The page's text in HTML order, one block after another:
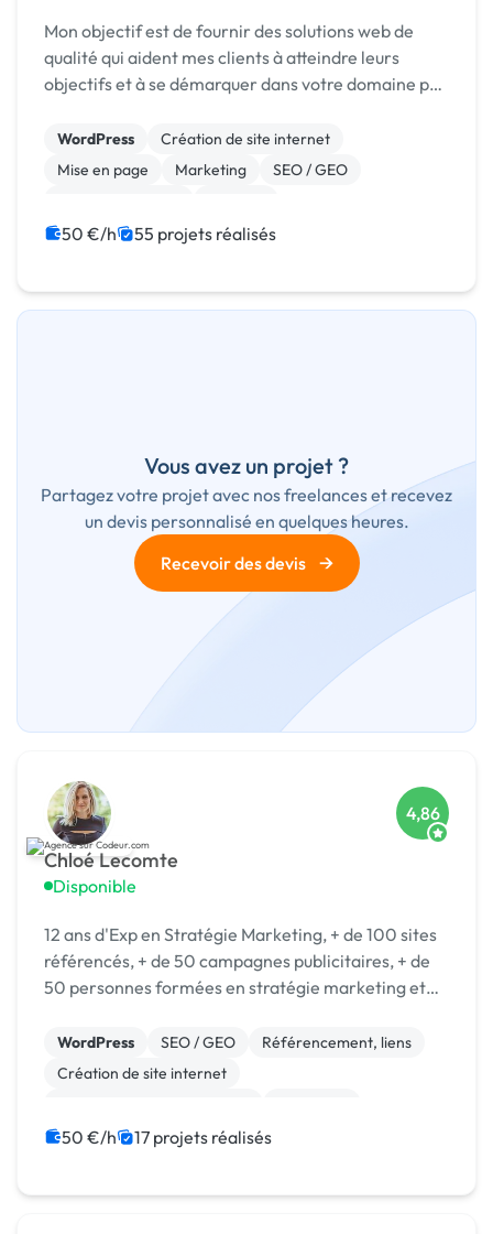
Mon objectif est de fournir des solutions web de
qualité qui aident mes clients à atteindre leurs
objectifs et à se démarquer dans votre domaine par
fonctionnelles qui captivent les utilisateurs. Je
vou...
WordPress
Création de site internet
Mise en page
Marketing
SEO / GEO
Community management
Formation
50 €/h 55 projets réalisés
Vous avez un projet ?
Partagez votre projet avec nos freelances et recevez
un devis personnalisé en quelques heures.
Recevoir des devis
→
Chloé Lecomte
Disponible
4,86
12 ans d'Exp en Stratégie Marketing, + de 100 sites
référencés, + de 50 campagnes publicitaires, + de
50 personnes formées en stratégie marketing et
WordPress SEO / GEO
Référencement, liens
Création de site internet
Site E-commerce
WooCommerce
50 €/h 17 projets réalisés